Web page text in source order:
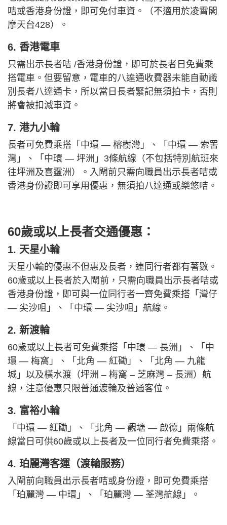
咭或香港身份證，即可免付車資。（不適用於凌霄閣
摩天台428）。
6. 香港電車
只需出示長者咭 /香港身份證，即可於長者日免費乘
搭電車。但要留意，電車的八達通收費器未能自動識
別長者八達通卡，所以當日長者緊記無須拍卡，否則
將會被扣減車資。
7. 港九小輪
長者可免費乘搭「中環 — 榕樹灣」、「中環 — 索罟
灣」、「中環 — 坪洲」3條航線（不包括特別航班來
往坪洲及喜靈洲）。入閘前只需向職員出示長者咭或
香港身份證即可享用優惠，無須拍八達通或樂悠咭。
60歲或以上長者交通優惠：
1. 天星小輪
天星小輪的優惠不但惠及長者，連同行者都有著數。
60歲或以上長者於入閘前，只需向職員出示長者咭或
香港身份證，即可與一位同行者一齊免費乘搭「灣仔
— 尖沙咀」、「中環 — 尖沙咀」航線。
2. 新渡輪
60歲或以上長者可免費乘搭「中環 — 長洲」、「中
環 — 梅窩」、「北角 — 紅磡」、「北角 — 九龍
城」以及橫水渡（坪洲 – 梅窩 – 芝麻灣 – 長洲）航
線，注意優惠只限普通渡輪及普通客位。
3. 富裕小輪
「中環 — 紅磡」、「北角 — 觀塘 — 啟德」兩條航
線當日可供60歲或以上長者及一位同行者免費乘搭。
4. 珀麗灣客運（渡輪服務）
入閘前向職員出示長者咭或身份證，即可免費乘搭
「珀麗灣 — 中環」、「珀麗灣 — 荃灣航線」。